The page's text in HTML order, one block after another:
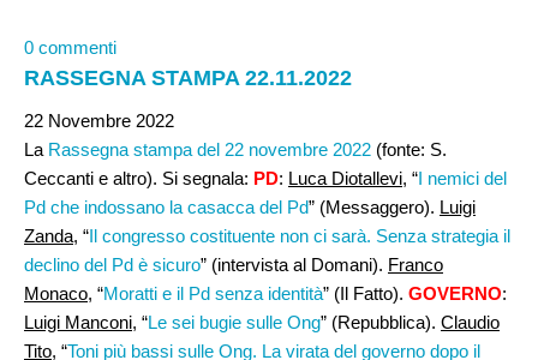
0 commenti
RASSEGNA STAMPA 22.11.2022
22 Novembre 2022
La Rassegna stampa del 22 novembre 2022 (fonte: S.
Ceccanti e altro). Si segnala: PD: Luca Diotallevi, “I nemici del
Pd che indossano la casacca del Pd” (Messaggero). Luigi
Zanda, “Il congresso costituente non ci sarà. Senza strategia il
declino del Pd è sicuro” (intervista al Domani). Franco
Monaco, “Moratti e il Pd senza identità” (Il Fatto). GOVERNO:
Luigi Manconi, “Le sei bugie sulle Ong” (Repubblica). Claudio
Tito, “Toni più bassi sulle Ong. La virata del governo dopo il